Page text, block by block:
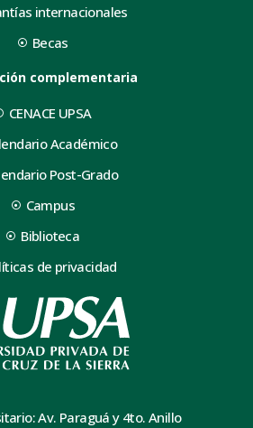
internacionales
Becas
complementaria
CENACE UPSA
Académico
Post-Grado
Campus
Biblioteca
de privacidad
Av. Paraguá y 4to. Anillo